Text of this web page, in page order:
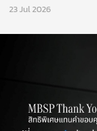
23 Jul 2026